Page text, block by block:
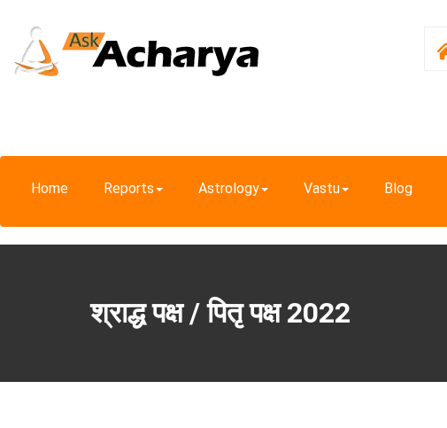
Home Reports Astrology Vastu Blog
​​​​​​​श्राद्ध पक्ष / पितृ पक्ष 2022